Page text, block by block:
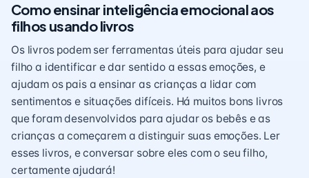
Como ensinar inteligência emocional aos
filhos usando livros
Os livros podem ser ferramentas úteis para ajudar seu
filho a identificar e dar sentido a essas emoções, e
ajudam os pais a ensinar as crianças a lidar com
sentimentos e situações difíceis. Há muitos bons livros
que foram desenvolvidos para ajudar os bebês e as
crianças a começarem a distinguir suas emoções. Ler
esses livros, e conversar sobre eles com o seu filho,
certamente ajudará!